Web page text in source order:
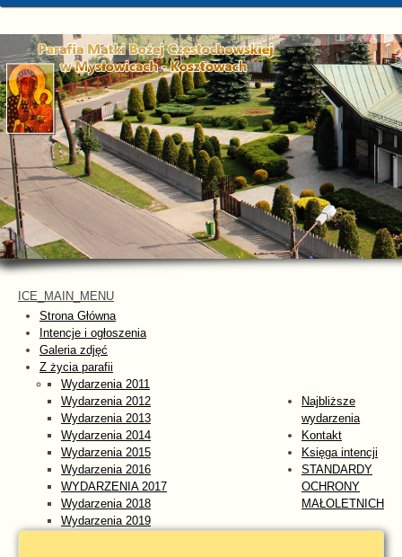
ICE_MAIN_MENU
Strona Główna
Intencje i ogłoszenia
Galeria zdjęć
Z życia parafii
Wydarzenia 2011
Wydarzenia 2012
Wydarzenia 2013
Wydarzenia 2014
Wydarzenia 2015
Wydarzenia 2016
WYDARZENIA 2017
Wydarzenia 2018
Wydarzenia 2019
Najbliższe
wydarzenia
Kontakt
Księga intencji
STANDARDY
OCHRONY
MAŁOLETNICH